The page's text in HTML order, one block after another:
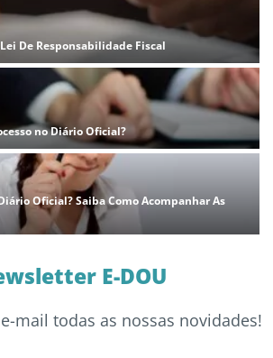
De Responsabilidade Fiscal
no Diário Oficial?
Oficial? Saiba Como Acompanhar As
E-DOU
mail todas as nossas novidades!